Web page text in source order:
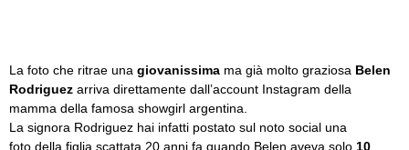
La foto che ritrae una giovanissima ma già molto graziosa Belen
Rodriguez arriva direttamente dall’account Instagram della
mamma della famosa showgirl argentina.
La signora Rodriguez hai infatti postato sul noto social una
foto della figlia scattata 20 anni fa quando Belen aveva solo 10